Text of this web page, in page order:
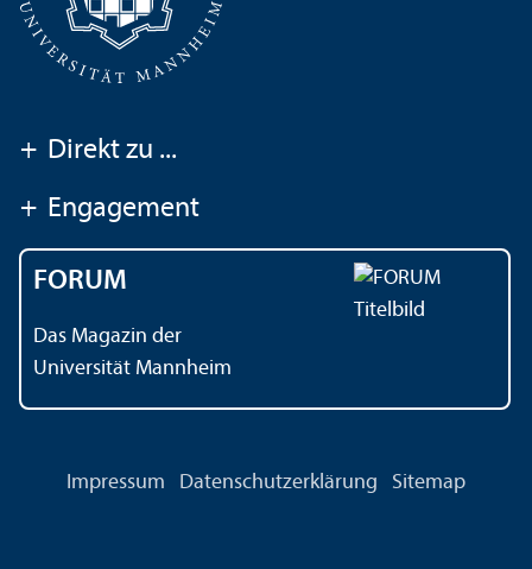
+ Direkt zu ...
+ Engagement
FORUM
Das Magazin der
Universität Mannheim
Impressum Datenschutz­erklärung Sitemap